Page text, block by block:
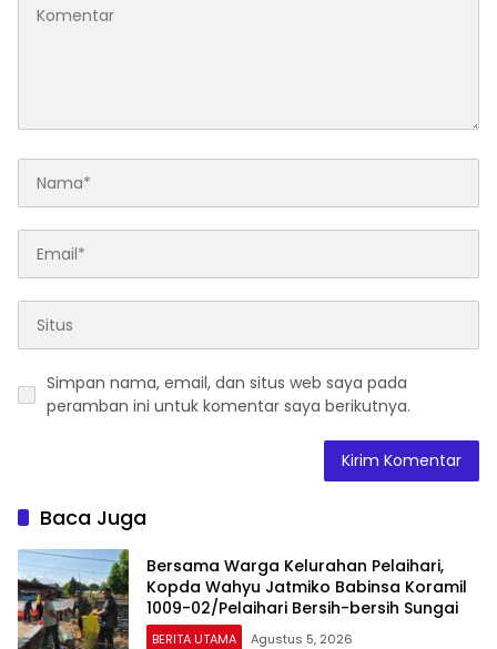
Simpan nama, email, dan situs web saya pada
peramban ini untuk komentar saya berikutnya.
Baca Juga
Bersama Warga Kelurahan Pelaihari,
Kopda Wahyu Jatmiko Babinsa Koramil
1009-02/Pelaihari Bersih-bersih Sungai
BERITA UTAMA Agustus 5, 2026